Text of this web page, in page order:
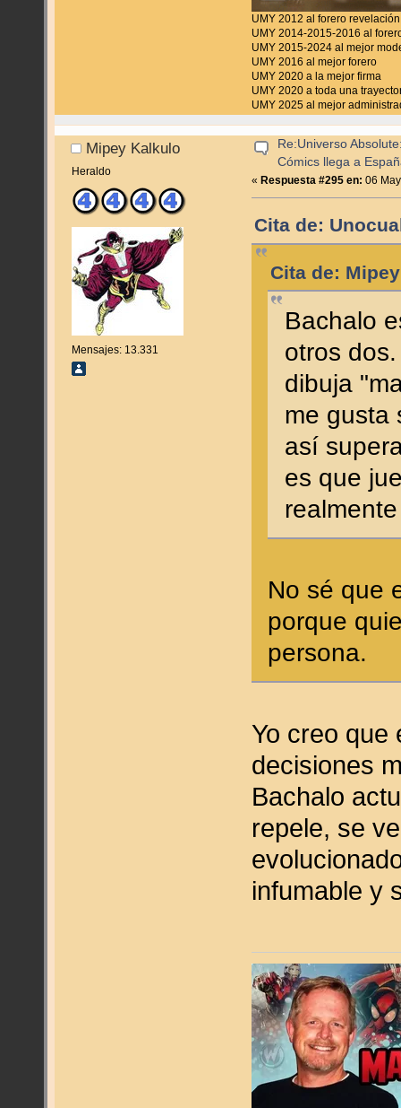
UMY 2012 al forero revelación
UMY 2014-2015-2016 al
UMY 2015-2024 al mejor
UMY 2016 al mejor forero
UMY 2020 a la mejor firma
UMY 2020 a toda una
UMY 2025 al mejor
Mipey Kalkulo
Heraldo
Mensajes: 13.331
Re:Universo
Cómics llega a
« Respuesta #295 en: 06
Cita de:
Cita de:
Bachalo
otros
dibuja
me gusta
así
es que
No sé que
porque
persona.
Yo creo que
decisiones
Bachalo
repele, se
infumable y